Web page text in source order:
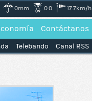
0mm 0.0 17.7km/h
Contáctanos
Telebando Canal RSS